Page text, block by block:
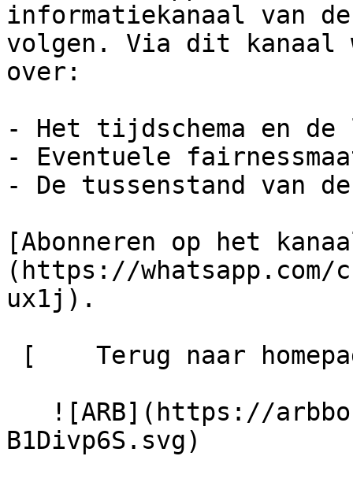
informatiekanaal van
volgen. Via dit kanaal
over:
- Het tijdschema en
- Eventuele
- De tussenstand van de
[Abonneren op het
(https://whatsapp.com/
ux1j).
B1Divp6S.svg)